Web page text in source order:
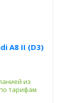
A8 II (D3)
из
тарифам